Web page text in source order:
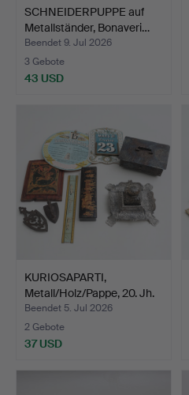
SCHNEIDERPUPPE auf
Metallständer, Bonaveri…
Beendet 9. Jul 2026
3 Gebote
43 USD
KURIOSAPARTI,
Metall/Holz/Pappe, 20. Jh.
Beendet 5. Jul 2026
2 Gebote
37 USD